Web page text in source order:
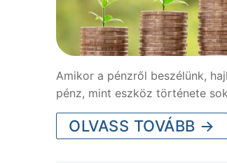
Amikor a pénzről beszélünk,
pénz, mint eszköz története
OLVASS TOVÁBB →